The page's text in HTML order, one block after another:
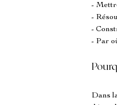
-
-
-
- Par
Dans